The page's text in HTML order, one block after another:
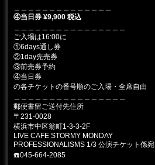
④当日券 ¥9,900 税込
ご入場は16:00に
①6days通し券
②1day先売券
③前売券予約
④当日券
の各チケットの番号順のご入場・全席自由
郵便書留ご送付先住所
〒231-0028
横浜市中区翁町1-3-3-2F
LIVE CAFE STORMY MONDAY
PROFESSIONALISMS 1/3 公演チケット係宛
☎️045-664-2085